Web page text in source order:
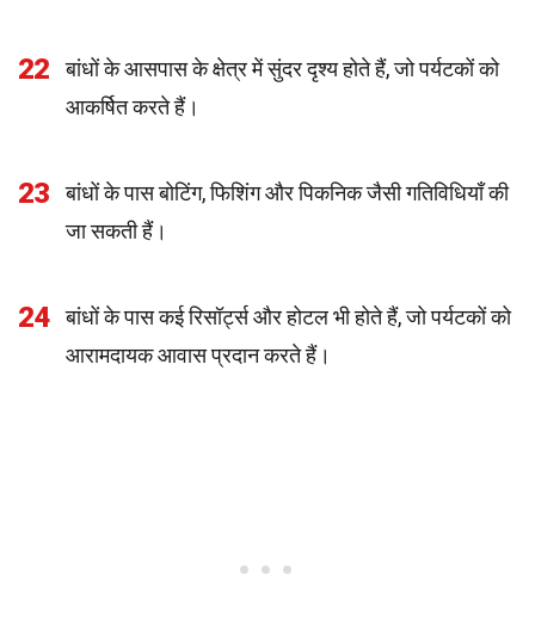
22
बांधों के आसपास के क्षेत्र में सुंदर दृश्य होते हैं, जो पर्यटकों को
आकर्षित करते हैं।
23
बांधों के पास बोटिंग, फिशिंग और पिकनिक जैसी गतिविधियाँ की
जा सकती हैं।
24
बांधों के पास कई रिसॉर्ट्स और होटल भी होते हैं, जो पर्यटकों को
आरामदायक आवास प्रदान करते हैं।